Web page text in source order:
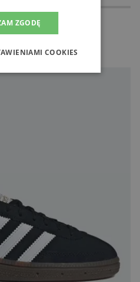
ZGODĘ
COOKIES